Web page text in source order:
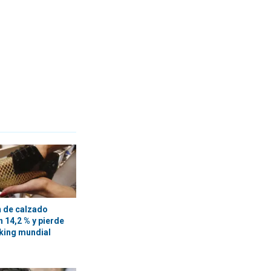
de calzado
14,2 % y pierde
mundial